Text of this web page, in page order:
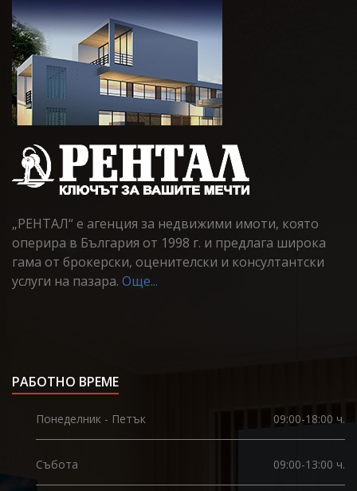
„РЕНТАЛ“ е агенция за недвижими имоти, която
оперира в България от 1998 г. и предлага широка
гама от брокерски, оценителски и консултантски
услуги на пазара. Още...
РАБОТНО ВРЕМЕ
Понеделник - Петък 09:00-18:00 ч.
Събота 09:00-13:00 ч.